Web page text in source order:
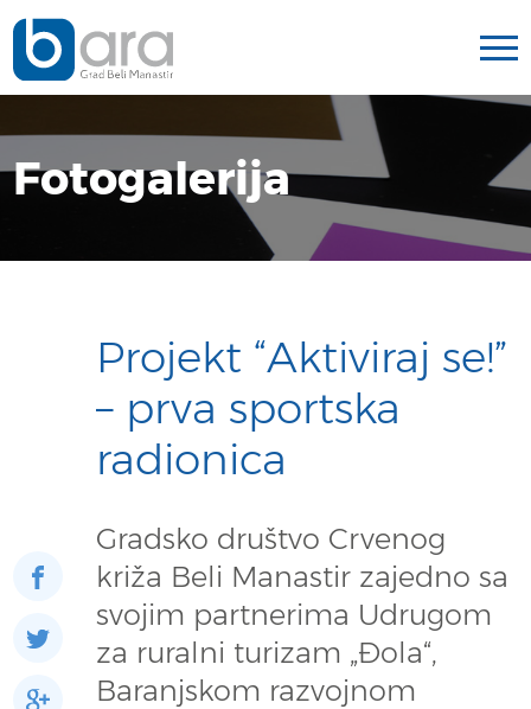
Fotogalerija
Projekt “Aktiviraj se!”
– prva sportska
radionica
Gradsko društvo Crvenog
križa Beli Manastir zajedno sa
svojim partnerima Udrugom
za ruralni turizam „Đola“,
Baranjskom razvojnom